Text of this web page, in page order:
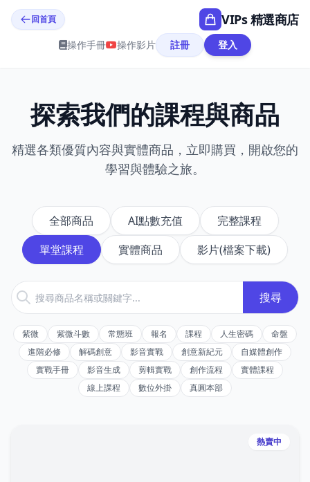
回首頁 VIPs 精選商店
操作手冊 操作影片 註冊 登入
探索我們的課程與商品
精選各類優質內容與實體商品，立即購買，開啟您的
學習與體驗之旅。
全部商品 AI點數充值
完整課程
單堂課程
實體商品 影片(檔案下載)
紫微 紫微斗數 常態班 報名 課程 人生密碼
命盤
進階必修
解碼創意 影音實戰 創意新紀元
自媒體創作
實戰手冊
影音生成 剪輯實戰 創作流程
實體課程
線上課程
數位外掛 真圓本部
熱賣中